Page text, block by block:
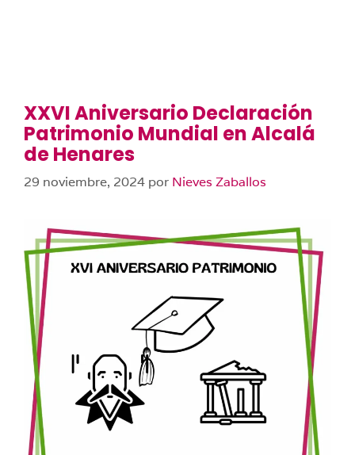
XXVI Aniversario Declaración
Patrimonio Mundial en Alcalá
de Henares
29 noviembre, 2024 por Nieves Zaballos